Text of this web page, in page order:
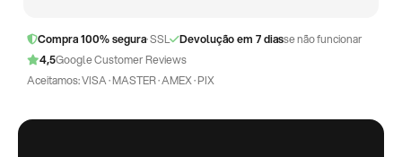
Compra 100% segura· SSL Devolução em 7 diasse não funcionar
4,5Google Customer Reviews
Aceitamos: VISA · MASTER · AMEX · PIX